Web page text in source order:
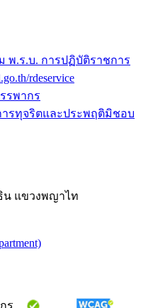
พ.ร.บ. การปฏิบัติราชการ
rdeservice
รพากร
ารทุจริตและประพฤติมิชอบ
น แขวงพญาไท